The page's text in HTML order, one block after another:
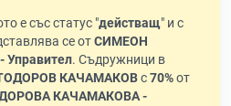
е със статус "действащ" и с
се отСИМЕОН
. Съдружници в
КАЧАМАКОВс70%от
КАЧАМАКОВА -